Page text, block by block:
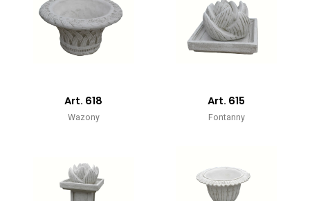
Art. 618
Wazony
Art. 615
Fontanny